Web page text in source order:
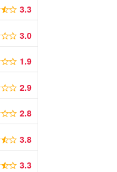
3.3
3.0
1.9
2.9
2.8
3.8
3.3